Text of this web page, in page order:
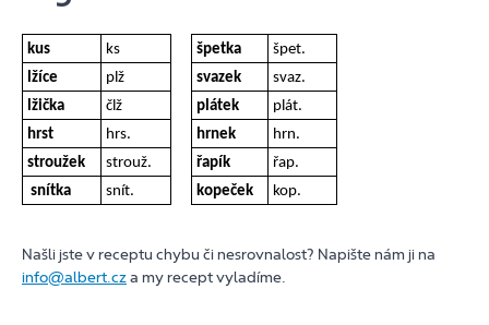
kus ks špetka
špet.
lžíce
plž svazek
svaz.
lžička
člž plátek
plát.
hrst
hrs. hrnek
hrn.
stroužek
strouž. řapík
řap.
snítka
snít. kopeček kop.
Našli jste v receptu chybu či nesrovnalost? Napište nám ji na
info@albert.cza my recept vyladíme.